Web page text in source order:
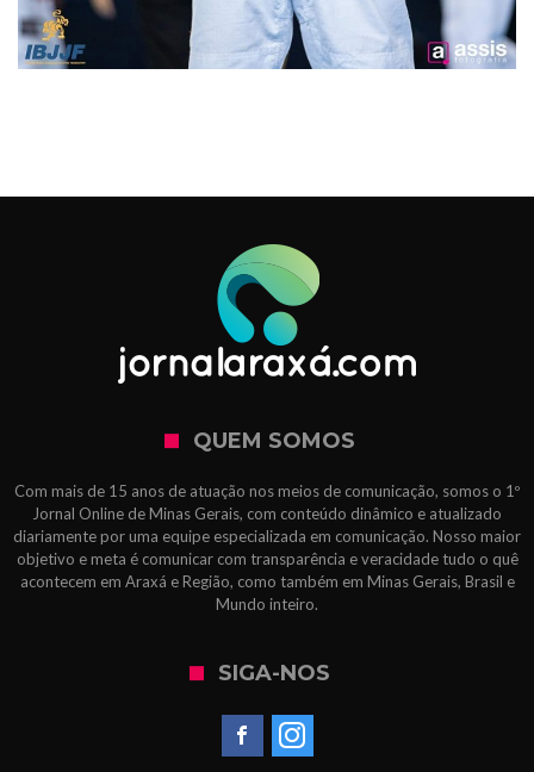
QUEM SOMOS
Com mais de 15 anos de atuação nos meios de comunicação, somos o 1º
Jornal Online de Minas Gerais, com conteúdo dinâmico e atualizado
diariamente por uma equipe especializada em comunicação. Nosso maior
objetivo e meta é comunicar com transparência e veracidade tudo o quê
acontecem em Araxá e Região, como também em Minas Gerais, Brasil e
Mundo inteiro.
SIGA-NOS